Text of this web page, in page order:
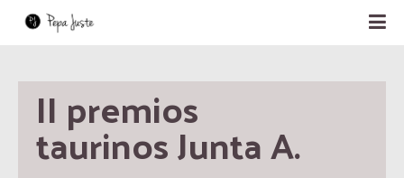
II premios
taurinos Junta A.